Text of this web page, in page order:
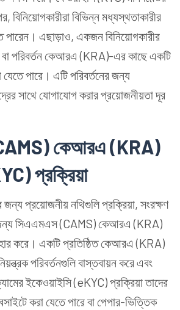
বিনিয়োগকারীরা বিভিন্ন মধ্যস্থতাকারীর
পারেন। এছাড়াও, একজন বিনিয়োগকারীর
পরিবর্তন কেআরএ (KRA)-এর কাছে একটি
পারে। এটি পরিবর্তনের জন্য
সাথে যোগাযোগ করার প্রয়োজনীয়তা দূর
কেআরএ (KRA)
প্রক্রিয়া
প্রয়োজনীয় নথিগুলি প্রক্রিয়া, সংরক্ষণ
সিএএমএস (CAMS) কেআরএ (KRA)
করে। একটি প্রতিষ্ঠিত কেআরএ (KRA)
পরিবর্তনগুলি বাস্তবায়ন করে এবং
ইকেওয়াইসি (eKYC) প্রক্রিয়া তাদের
করা যেতে পারে বা পেপার-ভিত্তিক